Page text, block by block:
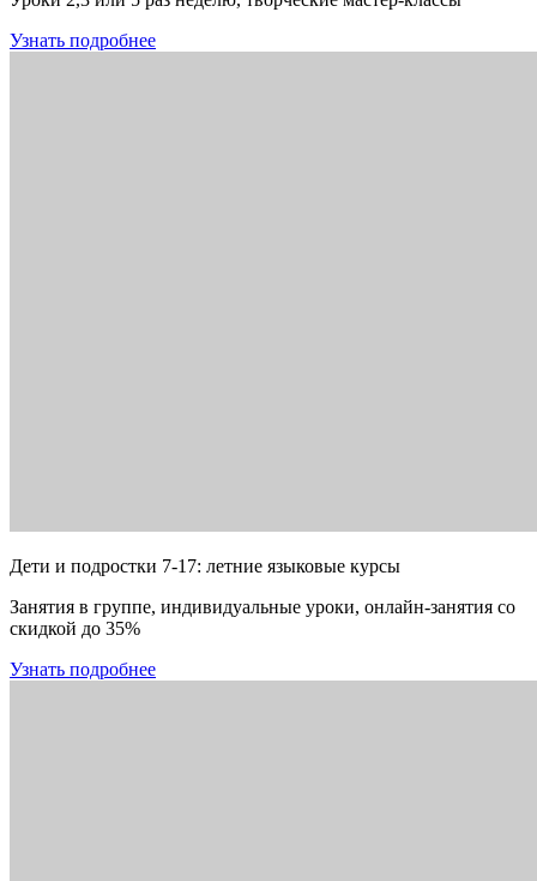
Узнать подробнее
Дети и подростки 7-17: летние языковые курсы
Занятия в группе, индивидуальные уроки, онлайн-занятия со
скидкой до 35%
Узнать подробнее